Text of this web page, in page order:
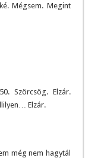
Mégsem. Megint
Szörcsög. Elzár.
Elzár.
még nem hagytál